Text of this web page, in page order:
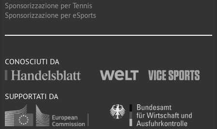
Sponsorizzazione per Tennis
Sponsorizzazione per eSports
CONOSCIUTI DA
SUPPORTATI DA